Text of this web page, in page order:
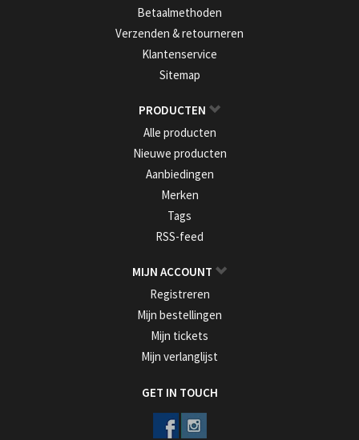
Betaalmethoden
Verzenden & retourneren
Klantenservice
Sitemap
PRODUCTEN
Alle producten
Nieuwe producten
Aanbiedingen
Merken
Tags
RSS-feed
MIJN ACCOUNT
Registreren
Mijn bestellingen
Mijn tickets
Mijn verlanglijst
GET IN TOUCH